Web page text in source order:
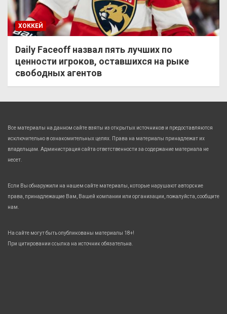
ХОККЕЙ
Daily Faceoff назвал пять лучших по
ценности игроков, оставшихся на рыке
свободных агентов
Все материалы на данном сайте взяты из открытых источников и предоставляются
исключительно в ознакомительных целях. Права на материалы принадлежат их
владельцам. Администрация сайта ответственности за содержание материала не
несет.
Если Вы обнаружили на нашем сайте материалы, которые нарушают авторские
права, принадлежащие Вам, Вашей компании или организации, пожалуйста, сообщите
нам.
На сайте могут быть опубликованы материалы 18+!
При цитировании ссылка на источник обязательна.